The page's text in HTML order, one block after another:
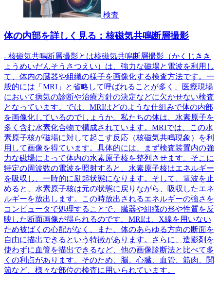
検査
体の内部を詳しく見る：核磁気共鳴断層撮影
- 核磁気共鳴断層撮影とは核磁気共鳴断層撮影（かくじきき
ょうめいだんそうさつえい）は、強力な磁場と電波を利用し
て、体内の臓器や組織の様子を画像化する検査方法です。一
般的には「MRI」と省略して呼ばれることが多く、医療現場
において病気の診断や治療方針の決定などに欠かせない検査
となっています。では、MRIはどのような仕組みで体の内部
を画像化しているのでしょうか。私たちの体は、水素原子を
多く含む水素化合物で構成されています。MRIでは、この水
素原子核が磁場に対して起こす反応（核磁気共鳴現象）を利
用して画像を得ています。具体的には、まず検査装置内の強
力な磁場によって体内の水素原子核を整列させます。そこに
特定の周波数の電波を照射すると、水素原子核はエネルギー
を吸収し、一時的に励起状態になります。そして、電波を止
めると、水素原子核は元の状態に戻りながら、吸収したエネ
ルギーを放出します。この時放出されるエネルギーの強さを
コンピュータで処理することで、臓器や組織の形や性質を反
映した断面画像が得られるのです。MRIは、X線を用いない
ため被ばくの心配がなく、また、体のあらゆる方向の断面を
自由に描出できるという特徴があります。さらに、造影剤を
使わずに血管を描出できるなど、他の画像診断法と比べて多
くの利点があります。そのため、脳、心臓、血管、筋肉、関
節など、様々な部位の検査に用いられています。